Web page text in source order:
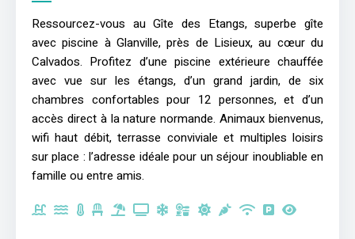
Ressourcez-vous au Gîte des Etangs, superbe gîte
avec piscine à Glanville, près de Lisieux, au cœur du
Calvados. Profitez d’une piscine extérieure chauffée
avec vue sur les étangs, d’un grand jardin, de six
chambres confortables pour 12 personnes, et d’un
accès direct à la nature normande. Animaux bienvenus,
wifi haut débit, terrasse conviviale et multiples loisirs
sur place : l’adresse idéale pour un séjour inoubliable en
famille ou entre amis.